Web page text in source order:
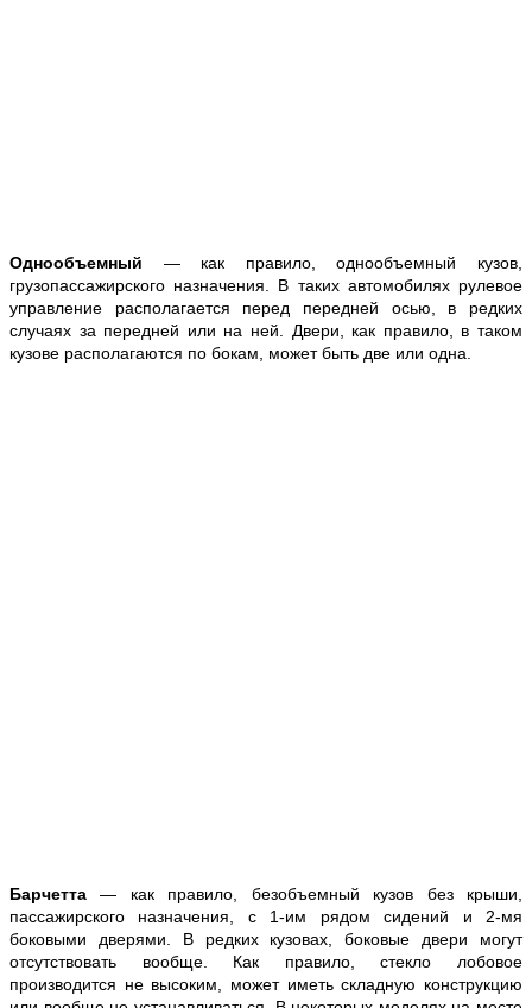
Однообъемный — как правило, однообъемный кузов,
грузопассажирского назначения. В таких автомобилях рулевое
управление располагается перед передней осью, в редких
случаях за передней или на ней. Двери, как правило, в таком
кузове располагаются по бокам, может быть две или одна.
Барчетта— как правило, безобъемный кузов без крыши,
пассажирского назначения, с 1-им рядом сидений и 2-мя
боковыми дверями. В редких кузовах, боковые двери могут
отсутствовать вообще. Как правило, стекло лобовое
производится не высоким, может иметь складную конструкцию